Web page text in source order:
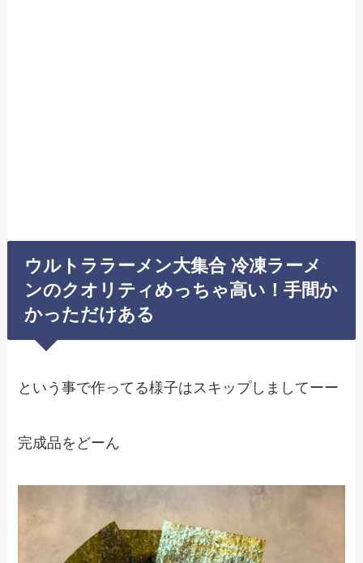
ウルトララーメン大集合 冷凍ラーメ
ンのクオリティめっちゃ高い！手間か
かっただけある
という事で作ってる様子はスキップしましてーー
完成品をどーん